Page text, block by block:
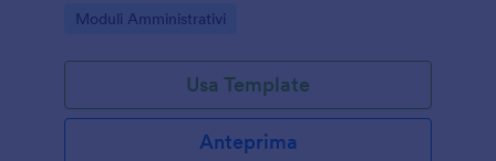
casi con Jotform.
Go to Category:
Moduli Amministrativi
Usa Template
Anteprima